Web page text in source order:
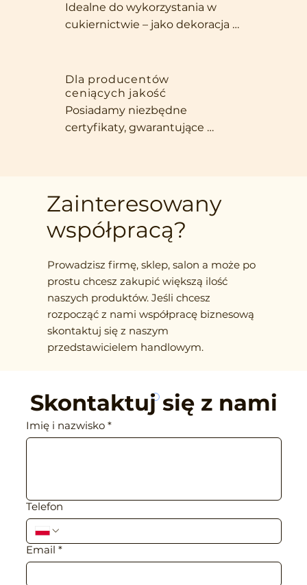
aromatowi są stworzone, aby
być samodzielną przekąską,
Idealne do wykorzystania w
cukiernictwie – jako dekoracja
Intensywny aromat, piękny
wygląd i naturalna słodycz
sprawiają, że nasze owoce są
niezastąpione w każdej kuchni,
Dla producentów
ceniących jakość
Posiadamy niezbędne
certyfikaty, gwarantujące
całych owoców, przez plastry, po
drobno siekane składniki,
dostosowane do Twoich
Zainteresowany
współpracą?
Prowadzisz firmę, sklep, salon a może po
prostu chcesz zakupić większą ilość
naszych produktów. Jeśli chcesz
rozpocząć z nami współpracę biznesową
skontaktuj się z naszym
przedstawicielem handlowym.
Skontaktuj się z ﻿nami
Imię i nazwisko *
Telefon
Email *